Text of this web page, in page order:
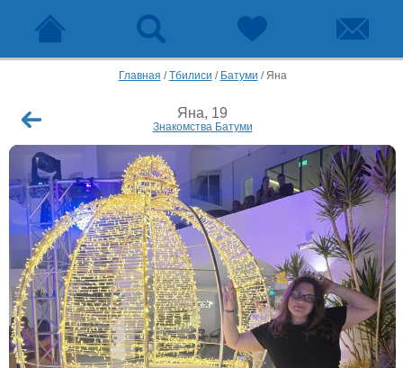
Главная /Тбилиси / Батуми /Яна
Яна, 19
Знакомства Батуми